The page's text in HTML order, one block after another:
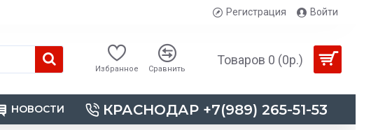
Регистрация Войти
Избранное Сравнить
Товаров 0 (0р.)
НОВОСТИ КРАСНОДАР +7(989) 265-51-53